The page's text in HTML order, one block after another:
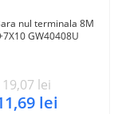
nul terminala 8M
GW40408U
19,07 lei
lei